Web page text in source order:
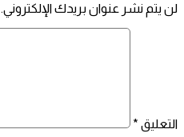
لن يتم نشر عنوان بريدك الإلكتروني.
التعليق *